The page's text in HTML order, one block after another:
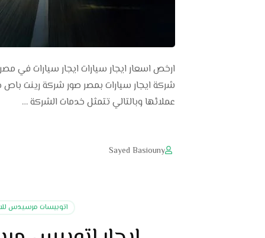
ارخص اسعار ايجار سيارات ايجار سيارات في
شركة ايجار سيارات بمصر صور شركة رينت
عملائها وبالتالي تتمثل خدمات الشركة …
Sayed Basiouny
اتوبيسات مرسيدس